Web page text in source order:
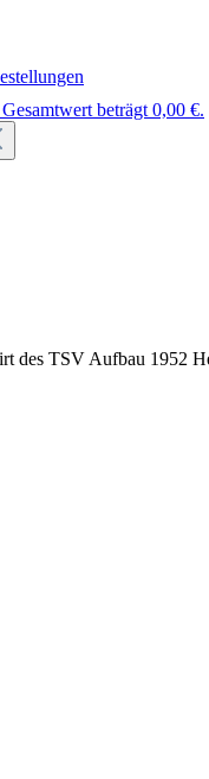
beträgt 0,00 €.